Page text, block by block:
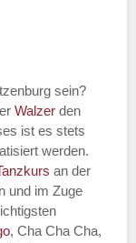
sein?
Walzer den
ist es stets
werden.
an der
und im Zuge
, Cha Cha Cha,